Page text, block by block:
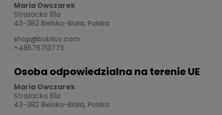
Maria Owczarek
Strażacka 81a
43-382 Bielsko-Biała, Polska
shop@bobilov.com
+48576713773
Osoba odpowiedzialna na terenie UE
Maria Owczarek
Strażacka 81a
43-382 Bielsko-Biała, Polska